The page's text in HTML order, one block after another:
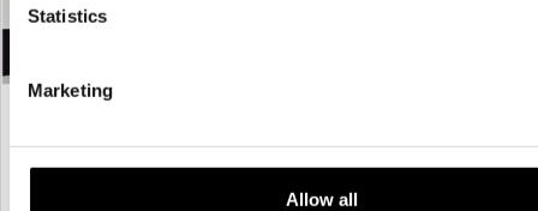
Statistics
Marketing
Allow all
Masque Cherry Knocker - Blanc